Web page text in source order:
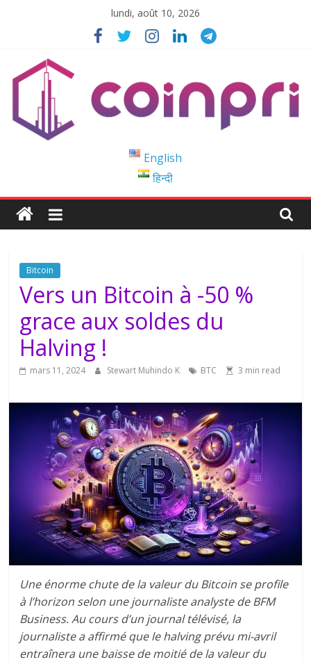
lundi, août 10, 2026
Blockchain
Easy
to
English
हिन्दी
Bitcoin
Vers un Bitcoin à -50 %
grace aux soldes du
Halving !
mars 11, 2024 Stewart Muhindo K BTC 3 min read
Une énorme chute de la valeur du Bitcoin se profile
à l’horizon selon une journaliste analyste de BFM
Business. Au cours d’un journal télévisé, la
journaliste a affirmé que le halving prévu mi-avril
entraînera une baisse de moitié de la valeur du